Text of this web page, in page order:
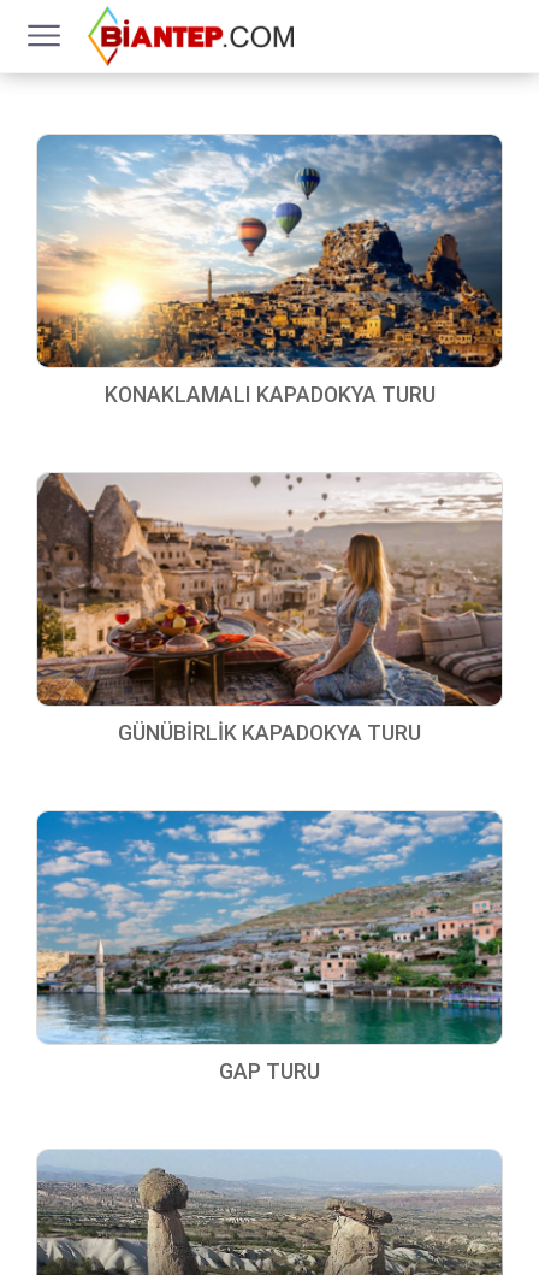
KONAKLAMALI KAPADOKYA TURU
GÜNÜBİRLİK KAPADOKYA TURU
GAP TURU